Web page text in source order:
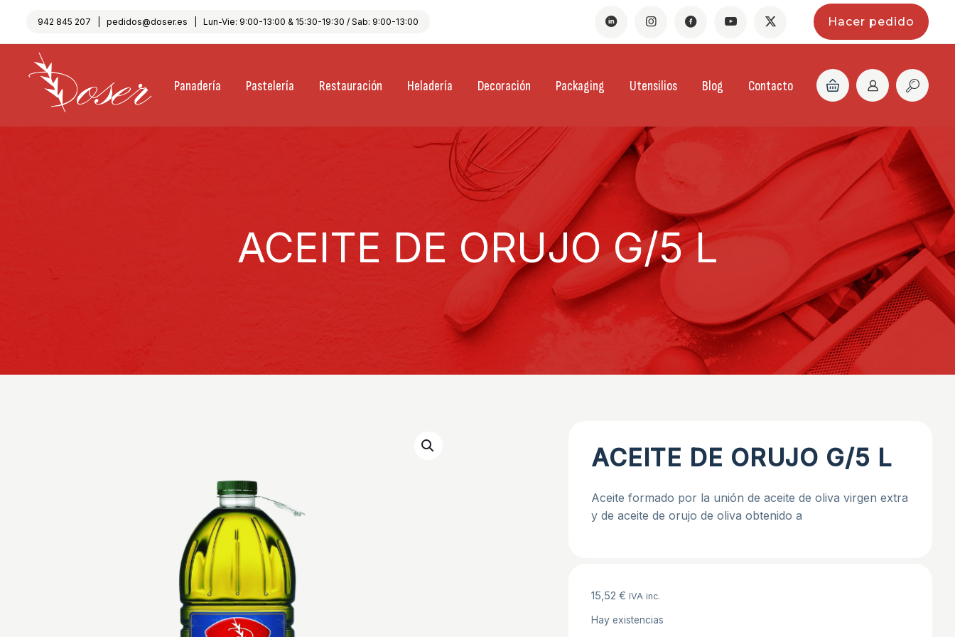
942 845 207 pedidos@doser.es | Lun-Vie: 9:00-13:00 & 15:30-19:30 / Sab: 9:00-13:00 Hacer pedido
Panadería Pastelería Restauración Heladería Decoración Packaging Utensilios Blog Contacto
ACEITE DE ORUJO G/5 L
ACEITE DE ORUJO G/5 L
Aceite formado por la unión de aceite de oliva virgen extra
y de aceite de orujo de oliva obtenido a
15,52 € IVA inc.
Hay existencias